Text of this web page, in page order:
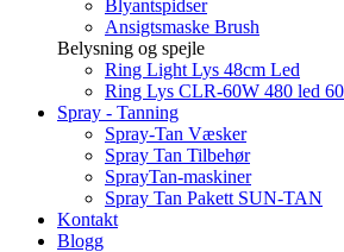
Blyantspidser
Ansigtsmaske Brush
Belysning og spejle
Ring Light Lys 48cm Led
Ring Lys CLR-60W 480 led
Spray - Tanning
Spray-Tan Væsker
Spray Tan Tilbehør
SprayTan-maskiner
Spray Tan Pakett SUN-TAN
Kontakt
Blogg